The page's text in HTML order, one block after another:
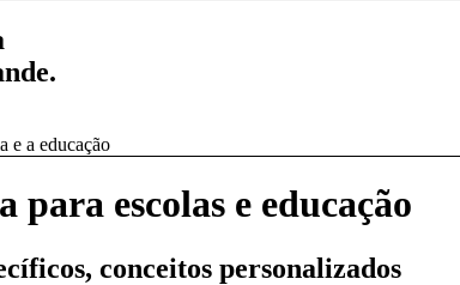
e a educação
escolas e educação
conceitos personalizados